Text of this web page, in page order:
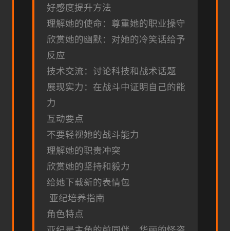
好感度提升方法
理解她的使命：尊重她的职业操守
欣赏她的幽默：对她的冷笑话给予
反应
技术交流：讨论科技和战术话题
展现实力：在战斗中证明自己的能
力
互动要点
不要轻视她的战斗能力
理解她的职责冲突
欣赏她的坚持和毅力
给她下载新的表情包
亚纪培养指南
角色特点